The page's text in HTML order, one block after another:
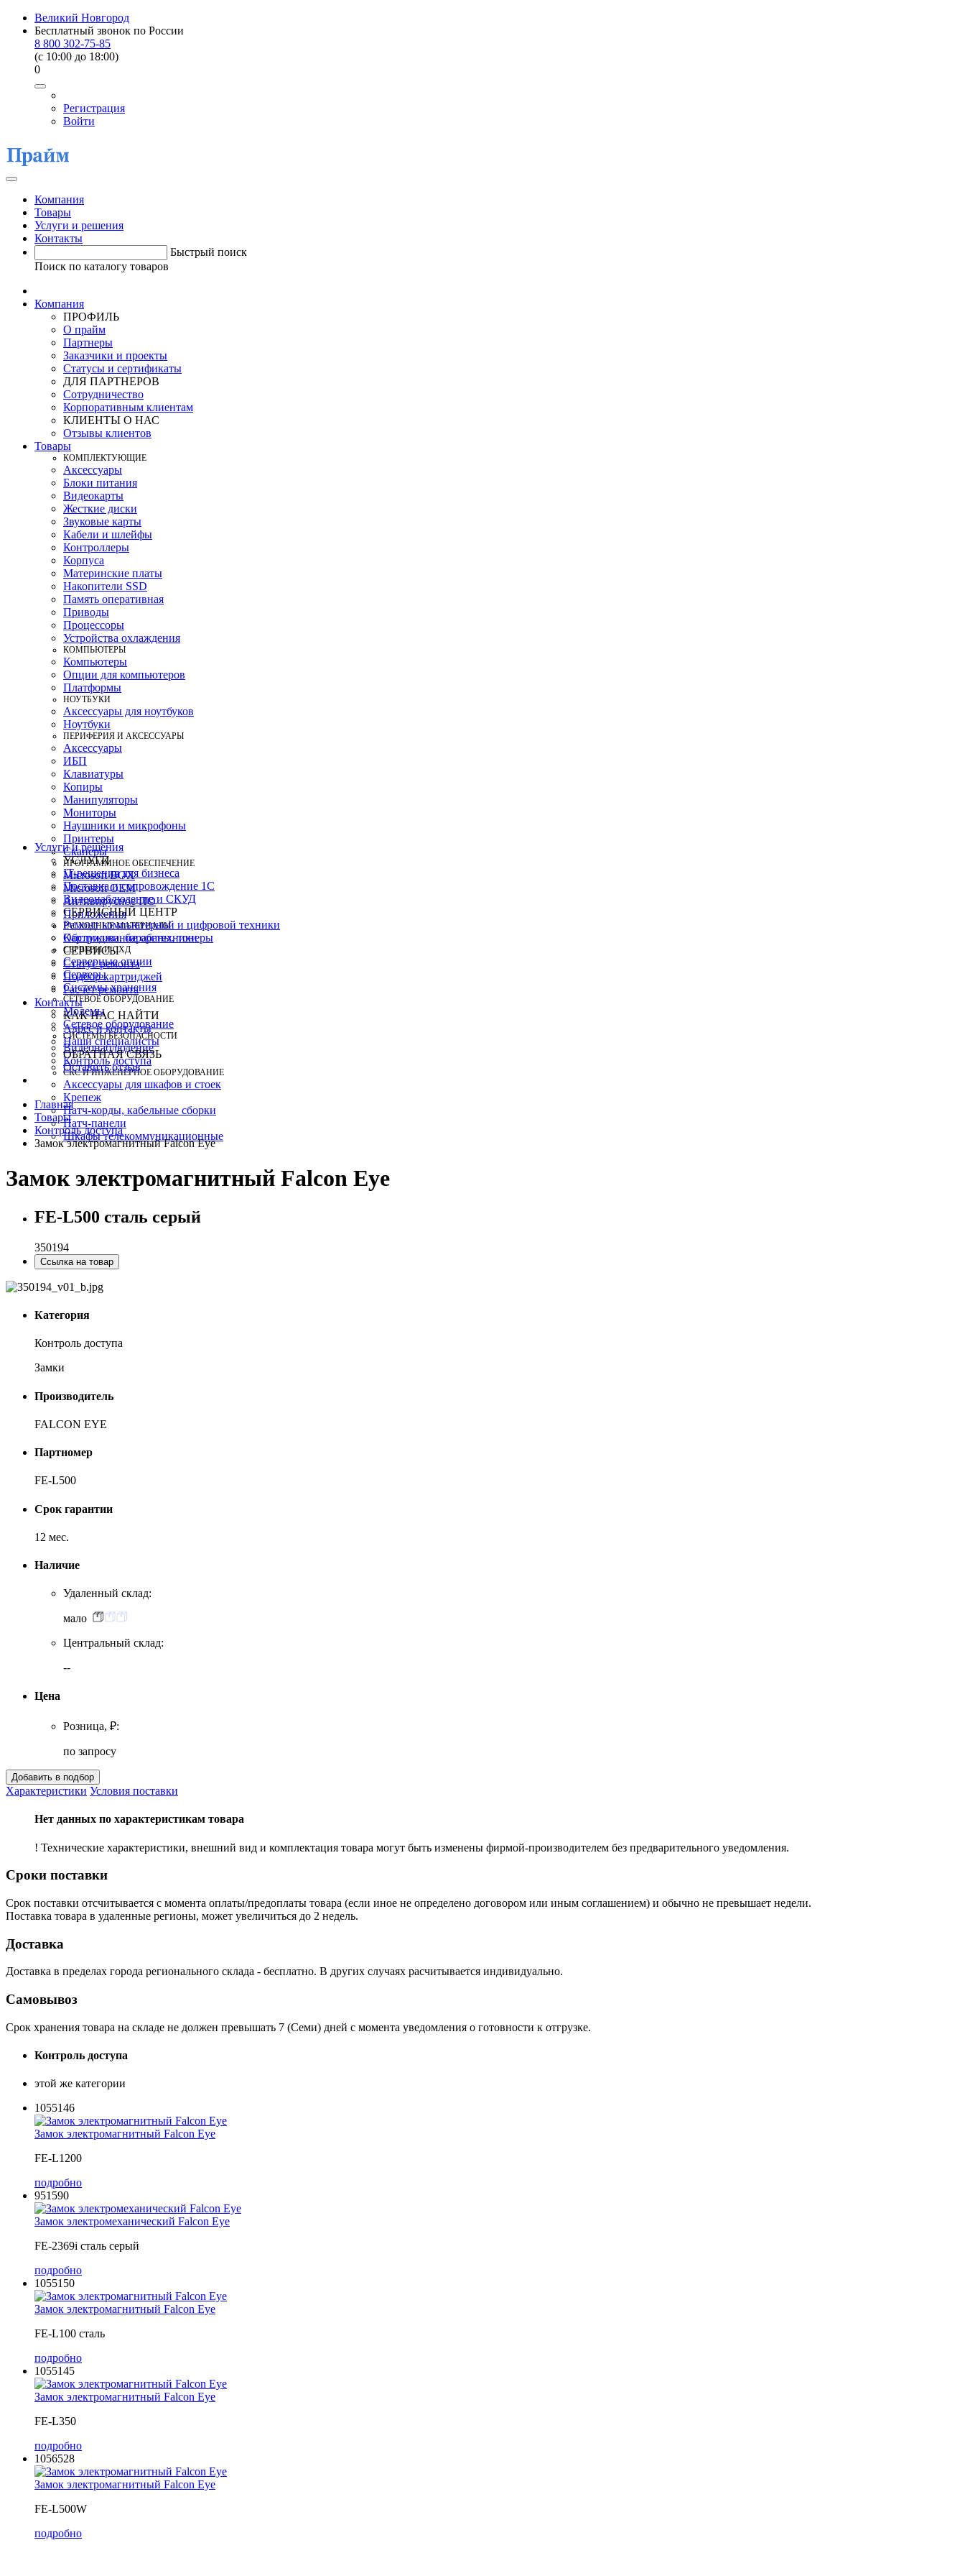
Великий Новгород
Бесплатный звонок по России
8 800 302-75-85
(c 10:00 до 18:00)
0
Регистрация
Войти
Компания
Товары
Услуги и решения
Контакты
Быстрый поиск
Поиск по каталогу товаров
Компания
ПРОФИЛЬ
О прайм
Партнеры
Заказчики и проекты
Статусы и сертификаты
ДЛЯ ПАРТНЕРОВ
Сотрудничество
Корпоративным клиентам
КЛИЕНТЫ О НАС
Отзывы клиентов
Товары
КOМПЛЕКТУЮЩИЕ
Аксессуары
Блоки питания
Видеокарты
Жесткие диски
Звуковые карты
Кабели и шлейфы
Контроллеры
Корпуса
Материнские платы
Накопители SSD
Память оперативная
Приводы
Процессоры
Устройства охлаждения
КОМПЬЮТЕРЫ
Компьютеры
Опции для компьютеров
Платформы
НОУТБУКИ
Аксессуары для ноутбуков
Ноутбуки
ПЕРИФЕРИЯ И АКСЕССУАРЫ
Аксессуары
ИБП
Клавиатуры
Копиры
Манипуляторы
Мониторы
Наушники и микрофоны
Принтеры
Сканеры
ПРОГРАММНОЕ ОБЕСПЕЧЕНИЕ
Microsoft BOX
Microsoft OEM
Антивирусное ПО
Приложения
РАСХОДНЫЕ МАТЕРИАЛЫ
Картриджи, барабаны, тонеры
СЕРВЕРЫ И СХД
Серверные опции
Серверы
Системы хранения
СЕТЕВОЕ ОБОРУДОВАНИЕ
Модемы
Сетевое оборудование
СИСТЕМЫ БЕЗОПАСНОСТИ
Видеонаблюдение
Контроль доступа
СКС И ИНЖЕНЕРНОЕ ОБОРУДОВАНИЕ
Аксессуары для шкафов и стоек
Крепеж
Патч-корды, кабельные сборки
Патч-панели
Шкафы телекоммуникационные
Услуги и решения
УСЛУГИ
IT-решения для бизнеса
Поставка и сопровождение 1C
Видеонаблюдение и СКУД
СЕРВИСНЫЙ ЦЕНТР
Ремонт компьютерной и цифровой техники
Обслуживание оргтехники
СЕРВИСЫ
Статус ремонта
Подбор картриджей
Расчет ремонта
Контакты
КАК НАС НАЙТИ
Адрес и контакты
Наши специалисты
ОБРАТНАЯ СВЯЗЬ
Оставить отзыв
Главная
Товары
Контроль доступа
Замок электромагнитный Falcon Eye
Замок электромагнитный Falcon Eye
FE-L500 сталь серый
350194
Ссылка на товар
Категория
Контроль доступа
Замки
Производитель
FALCON EYE
Партномер
FE-L500
Срок гарантии
12 мес.
Наличие
Удаленный склад:
мало
Центральный склад:
--
Цена
Розница, ₽:
по запросу
Характеристики Условия поставки
Нет данных по характеристикам товара
! Технические характеристики, внешний вид и комплектация товара могут быть изменены фирмой-производителем без предварительного уведомления.
Сроки поставки
Срок поставки отсчитывается с момента оплаты/предоплаты товара (если иное не определено договором или иным соглашением) и обычно не превышает недели.
Поставка товара в удаленные регионы, может увеличиться до 2 недель.
Доставка
Доставка в пределах города регионального склада - бесплатно. В других случаях расчитывается индивидуально.
Самовывоз
Срок хранения товара на складе не должен превышать 7 (Семи) дней с момента уведомления о готовности к отгрузке.
Контроль доступа
этой же категории
1055146
Замок электромагнитный Falcon Eye
FE-L1200
подробно
951590
Замок электромеханический Falcon Eye
FE-2369i сталь серый
подробно
1055150
Замок электромагнитный Falcon Eye
FE-L100 сталь
подробно
1055145
Замок электромагнитный Falcon Eye
FE-L350
подробно
1056528
Замок электромагнитный Falcon Eye
FE-L500W
подробно